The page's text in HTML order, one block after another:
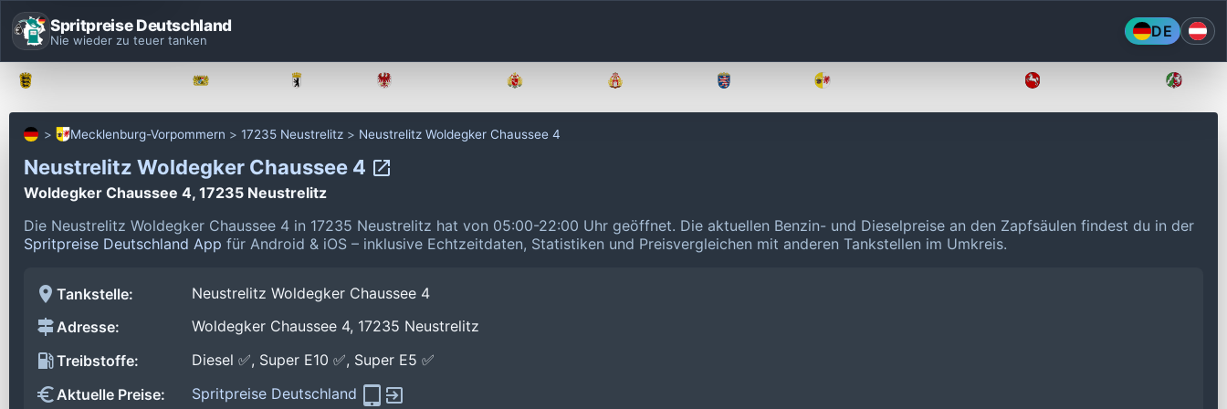
Spritpreise Deutschland
Nie wieder zu teuer tanken DE
Mecklenburg-Vorpommern 17235 Neustrelitz Neustrelitz Woldegker Chaussee 4
Neustrelitz Woldegker Chaussee 4
Woldegker Chaussee 4, 17235 Neustrelitz
Die Neustrelitz Woldegker Chaussee 4 in 17235 Neustrelitz hat von 05:00-22:00 Uhr geöffnet. Die aktuellen Benzin- und Dieselpreise an den Zapfsäulen findest du in der
Spritpreise Deutschland App für Android & iOS – inklusive Echtzeitdaten, Statistiken und Preisvergleichen mit anderen Tankstellen im Umkreis.
Tankstelle:
Neustrelitz Woldegker Chaussee 4
Adresse:
Woldegker Chaussee 4, 17235 Neustrelitz
Treibstoffe:
Diesel ✅, Super E10 ✅, Super E5 ✅
Aktuelle Preise:
Spritpreise Deutschland